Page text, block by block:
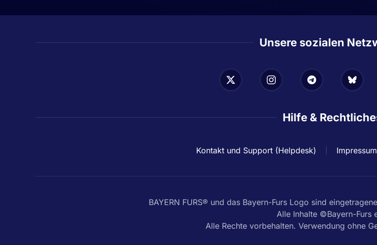
Unsere sozialen
Hilfe &
Kontakt und Support (Helpdesk)
BAYERN FURS® und das Bayern-Furs Logo sind
Alle Inhalte ©Bayern-Furs
Alle Rechte vorbehalten. Verwendung ohne